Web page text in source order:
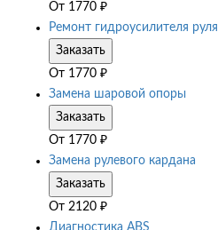
От 1770 ₽
Ремонт гидроусилителя руля
Заказать
От 1770 ₽
Замена шаровой опоры
Заказать
От 1770 ₽
Замена рулевого кардана
Заказать
От 2120 ₽
Диагностика ABS